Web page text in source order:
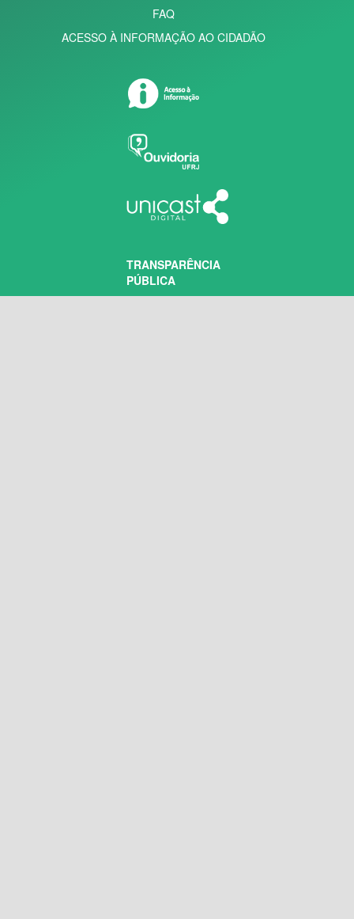
FAQ
ACESSO À INFORMAÇÃO AO CIDADÃO
TRANSPARÊNCIA
PÚBLICA